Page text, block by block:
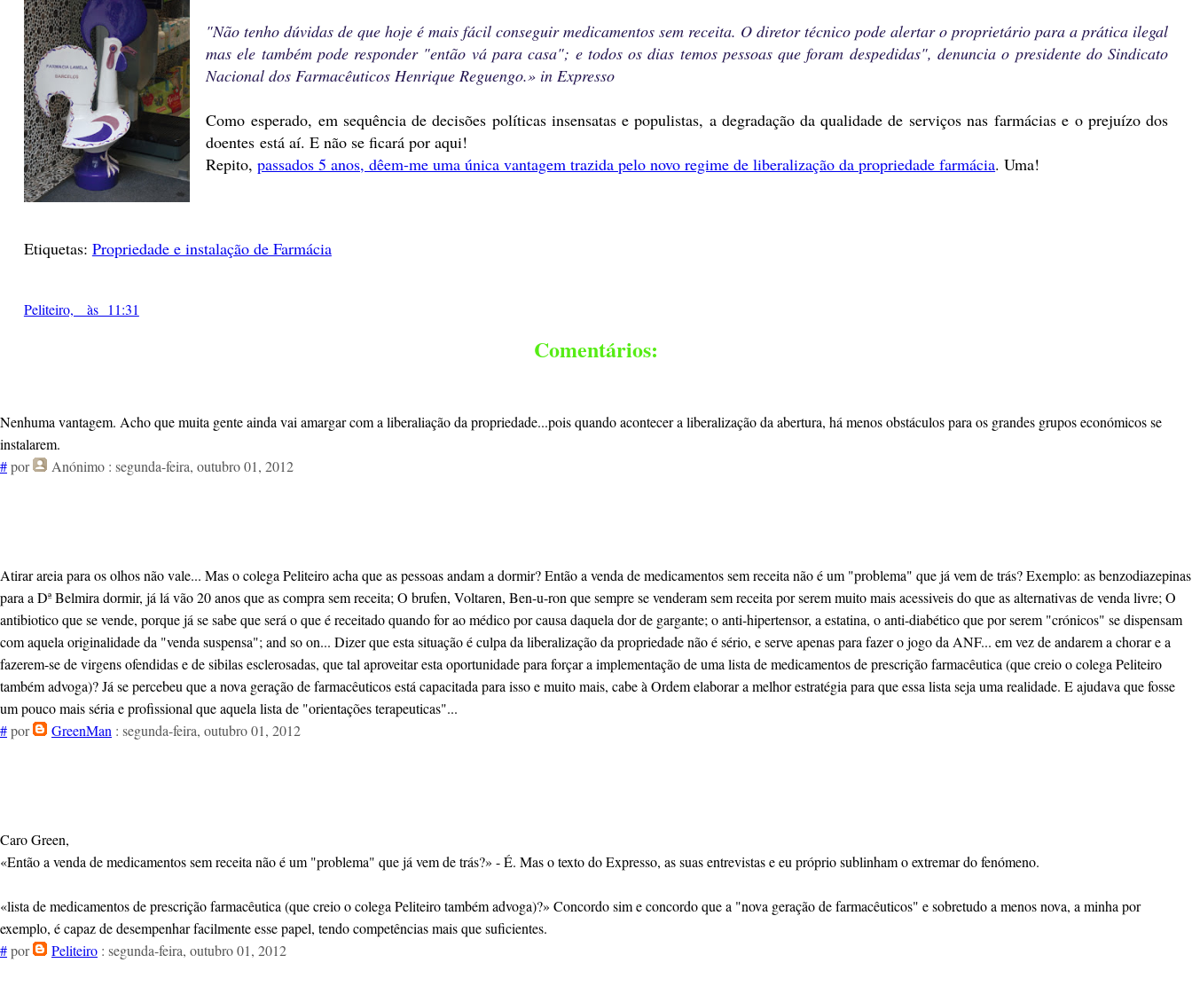
"Não tenho dúvidas de que hoje é mais fácil conseguir medicamentos sem receita. O diretor técnico pode alertar o proprietário para a prática ilegal
mas ele também pode responder "então vá para casa"; e todos os dias temos pessoas que foram despedidas", denuncia o presidente do Sindicato
Nacional dos Farmacêuticos Henrique Reguengo.» in Expresso
Como esperado, em sequência de decisões políticas insensatas e populistas, a degradação da qualidade de serviços nas farmácias e o prejuízo dos
doentes está aí. E não se ficará por aqui!
Repito,passados 5 anos, dêem-me uma única vantagem trazida pelo novo regime de liberalização da propriedade farmácia. Uma!
Etiquetas: Propriedade e instalação de Farmácia
Peliteiro, às 11:31
Comentários:
Nenhuma vantagem. Acho que muita gente ainda vai amargar com a liberaliação da propriedade...pois quando acontecer a liberalização da abertura, há menos obstáculos para os grandes grupos económicos se
instalarem.
#por Anónimo : segunda-feira, outubro 01, 2012
Atirar areia para os olhos não vale... Mas o colega Peliteiro acha que as pessoas andam a dormir? Então a venda de medicamentos sem receita não é um "problema" que já vem de trás? Exemplo: as benzodiazepinas
para a Dª Belmira dormir, já lá vão 20 anos que as compra sem receita; O brufen, Voltaren, Ben-u-ron que sempre se venderam sem receita por serem muito mais acessiveis do que as alternativas de venda livre; O
antibiotico que se vende, porque já se sabe que será o que é receitado quando for ao médico por causa daquela dor de gargante; o anti-hipertensor, a estatina, o anti-diabético que por serem "crónicos" se dispensam
com aquela originalidade da "venda suspensa"; and so on... Dizer que esta situação é culpa da liberalização da propriedade não é sério, e serve apenas para fazer o jogo da ANF... em vez de andarem a chorar e a
fazerem-se de virgens ofendidas e de sibilas esclerosadas, que tal aproveitar esta oportunidade para forçar a implementação de uma lista de medicamentos de prescrição farmacêutica (que creio o colega Peliteiro
também advoga)? Já se percebeu que a nova geração de farmacêuticos está capacitada para isso e muito mais, cabe à Ordem elaborar a melhor estratégia para que essa lista seja uma realidade. E ajudava que fosse
um pouco mais séria e profissional que aquela lista de "orientações terapeuticas"...
#por GreenMan : segunda-feira, outubro 01, 2012
Caro Green,
«Então a venda de medicamentos sem receita não é um "problema" que já vem de trás?» - É. Mas o texto do Expresso, as suas entrevistas e eu próprio sublinham o extremar do fenómeno.
«lista de medicamentos de prescrição farmacêutica (que creio o colega Peliteiro também advoga)?» Concordo sim e concordo que a "nova geração de farmacêuticos" e sobretudo a menos nova, a minha por
exemplo, é capaz de desempenhar facilmente esse papel, tendo competências mais que suficientes.
#por Peliteiro : segunda-feira, outubro 01, 2012